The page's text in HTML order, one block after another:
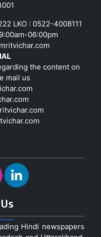
LKO : 0522-4008111
06:00pm
the content on
mail us
Hindi newspapers